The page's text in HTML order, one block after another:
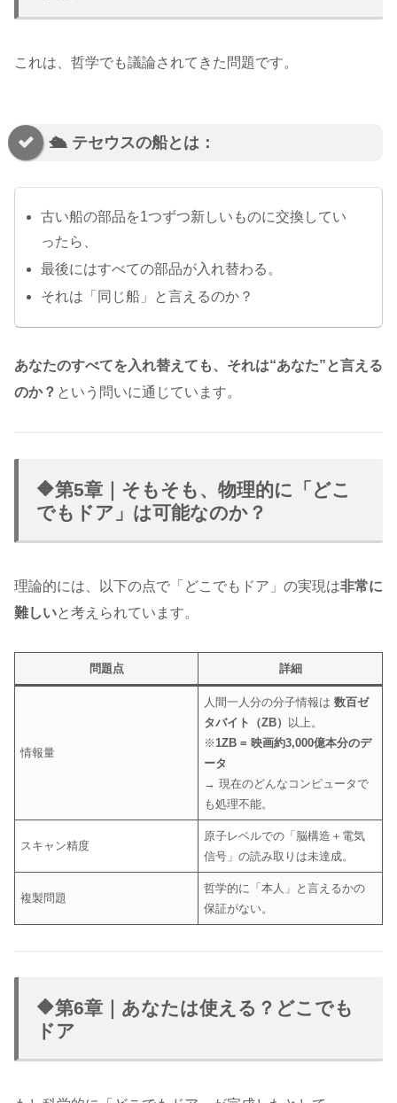
これは、哲学でも議論されてきた問題です。
🛳 テセウスの船とは：
古い船の部品を1つずつ新しいものに交換してい
ったら、
最後にはすべての部品が入れ替わる。
それは「同じ船」と言えるのか？
あなたのすべてを入れ替えても、それは“あなた”と言える
のか？ という問いに通じています。
🔶第5章｜そもそも、物理的に「どこ
でもドア」は可能なのか？
理論的には、以下の点で「どこでもドア」の実現は非常に
難しいと考えられています。
問題点 詳細
情報量
人間一人分の分子情報は数百ゼ
タバイト（ZB）
以上。
※ 1ZB = 映画約3,000億本分のデ
ータ
→ 現在のどんなコンピュータで
も処理不能。
スキャン精度
原子レベルでの「脳構造＋電気
信号」の読み取りは未達成。
複製問題
哲学的に「本人」と言えるかの
保証がない。
🔶第6章｜あなたは使える？どこでも
ドア